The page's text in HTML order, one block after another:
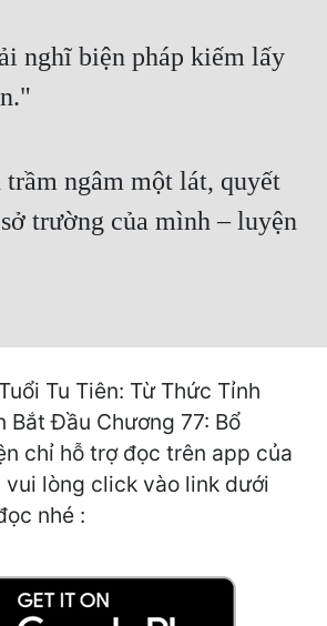
nghĩ biện pháp kiếm lấy
ngâm một lát, quyết
trường của mình – luyện
Tu Tiên: Từ Thức Tỉnh
Bắt Đầu Chương 77: Bổ
chỉ hỗ trợ đọc trên app của
vui lòng click vào link dưới
nhé :